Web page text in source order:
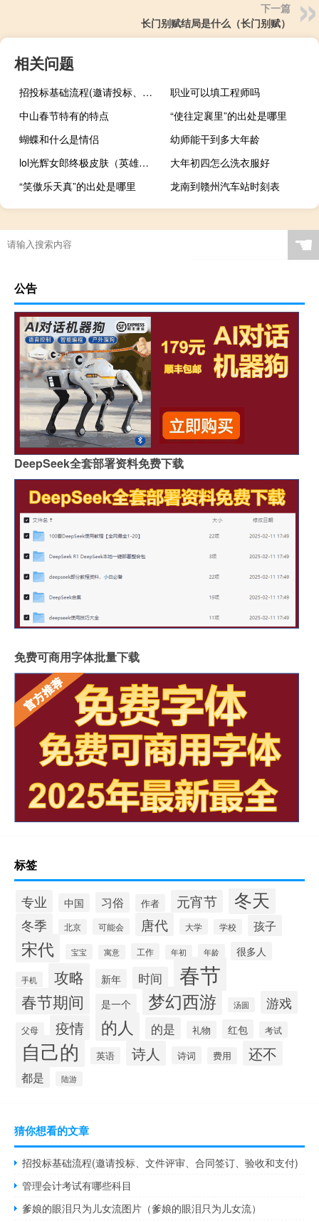
下一篇
长门别赋结局是什么（长门别赋）
相关问题
招投标基础流程(邀请投标、文件评审、合同签订、验收和支付)
职业可以填工程师吗
中山春节特有的特点
“使往定襄里”的出处是哪里
蝴蝶和什么是情侣
幼师能干到多大年龄
lol光辉女郎终极皮肤（英雄联盟光辉女郎皮肤哪个好 那个有特效）
大年初四怎么洗衣服好
“笑傲乐天真”的出处是哪里
龙南到赣州汽车站时刻表
梦幻西游怎么拜师父
☚
公告
DeepSeek全套部署资料免费下载
免费可商用字体批量下载
标签
专业 中国 习俗 作者 元宵节 冬天
冬季 北京 可能会 唐代 大学 学校 孩子
宋代 宝宝 寓意 工作 年初 年龄 很多人
手机 攻略 新年 时间 春节
春节期间 是一个 梦幻西游 汤圆 游戏
父母 疫情 的人 的是 礼物 红包 考试
自己的 英语 诗人 诗词 费用 还不
都是 陆游
猜你想看的文章
招投标基础流程(邀请投标、文件评审、合同签订、验收和支付)
管理会计考试有哪些科目
爹娘的眼泪只为儿女流图片（爹娘的眼泪只为儿女流）